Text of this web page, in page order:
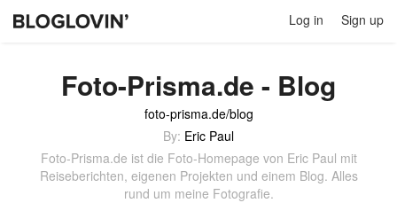
Log in Sign up
Foto-Prisma.de - Blog
foto-prisma.de/blog
By: Eric Paul
Foto-Prisma.de ist die Foto-Homepage von Eric Paul mit
Reiseberichten, eigenen Projekten und einem Blog. Alles
rund um meine Fotografie.